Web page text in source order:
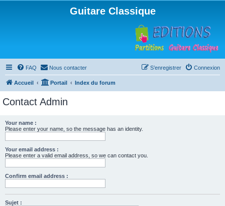
Guitare Classique
FAQ Nous contacter Connexion
S’enregistrer
Accueil Portail Index du forum
Contact Admin
Your name :
Please enter your name, so the message has an identity.
Your email address :
Please enter a valid email address, so we can contact you.
Confirm email address :
Sujet :